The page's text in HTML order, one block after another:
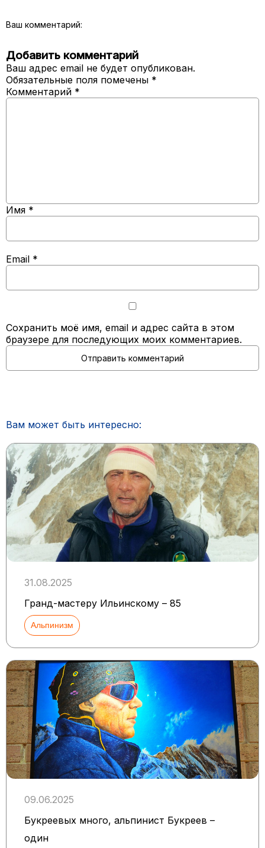
Ваш комментарий:
Добавить комментарий
Ваш адрес email не будет опубликован.
Обязательные поля помечены *
Комментарий *
Имя *
Email *
Сохранить моё имя, email и адрес сайта в этом
браузере для последующих моих комментариев.
Вам может быть интересно:
31.08.2025
Гранд-мастеру Ильинскому – 85
Альпинизм
09.06.2025
Букреевых много, альпинист Букреев –
один